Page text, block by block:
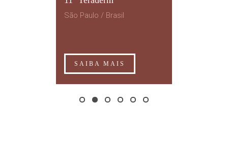
São Paulo / Brasil
SAIBA MAIS